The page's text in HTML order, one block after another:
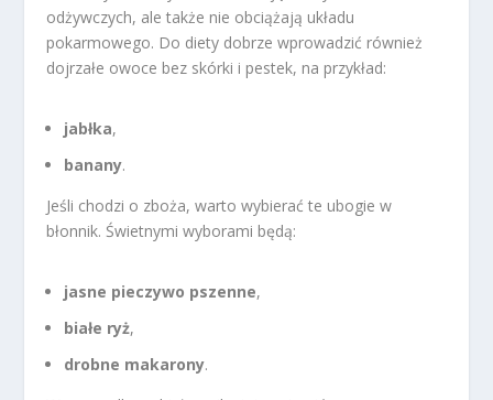
odżywczych, ale także nie obciążają układu
pokarmowego. Do diety dobrze wprowadzić również
dojrzałe owoce bez skórki i pestek, na przykład:
jabłka,
banany.
Jeśli chodzi o zboża, warto wybierać te ubogie w
błonnik. Świetnymi wyborami będą:
jasne pieczywo pszenne,
białe ryż,
drobne makarony.